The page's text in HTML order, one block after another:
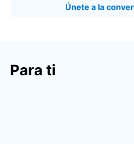
Únete a la
Para ti